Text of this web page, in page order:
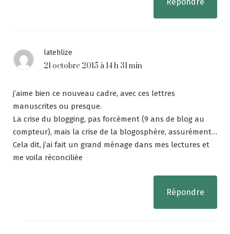
latehlize
21 octobre 2015 à 14 h 31 min
j’aime bien ce nouveau cadre, avec ces lettres
manuscrites ou presque.
La crise du blogging, pas forcément (9 ans de blog au
compteur), mais la crise de la blogosphère, assurément…
Cela dit, j’ai fait un grand ménage dans mes lectures et
me voila réconciliée
Répondre